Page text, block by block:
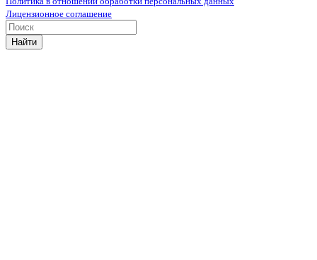
Лицензионное соглашение
Найти